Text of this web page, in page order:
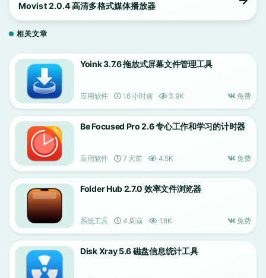
Movist 2.0.4 高清多格式媒体播放器
相关文章
Yoink 3.7.6 拖放式屏幕文件管理工具
应用软件 16 小时前 3.9K 免费
Be Focused Pro 2.6 专心工作和学习的计时器
应用软件 7 天前 4.5K 免费
Folder Hub 2.7.0 效率文件浏览器
系统工具 4 周前 1.8K 免费
Disk Xray 5.6 磁盘信息统计工具